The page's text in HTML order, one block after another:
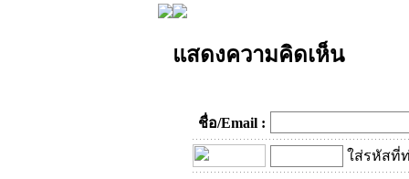
แสดงความคิดเห็น
ชื่อ/Email :
ใส่รหัสที่